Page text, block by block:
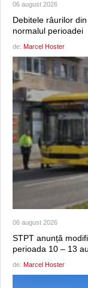
06 august 2026
Debitele râurilor
normalul perioadei
de: Marcel Hoster
06 august 2026
STPT anunță
perioada 10 – 13
de: Marcel Hoster